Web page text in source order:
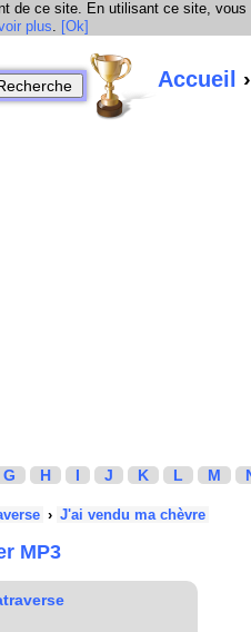
de ce site. En utilisant ce site, vous
plus. [Ok]
Accueil
G H I J K L M
› J'ai vendu ma chèvre
MP3